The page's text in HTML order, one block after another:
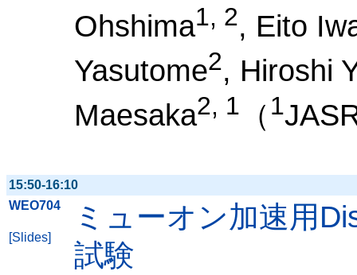
Ohshima1, 2, Eito
Yasutome2, Hiroshi
Maesaka2, 1 （ 1
15:50-16:10
WEO704
[Slides]
ミューオン加速用
試験